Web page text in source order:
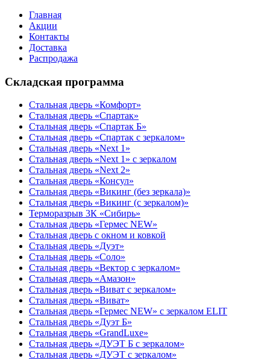
Главная
Акции
Контакты
Доставка
Распродажа
Складская программа
Стальная дверь «Комфорт»
Стальная дверь «Спартак»
Стальная дверь «Спартак Б»
Стальная дверь «Спартак с зеркалом»
Стальная дверь «Next 1»
Стальная дверь «Next 1» с зеркалом
Стальная дверь «Next 2»
Стальная дверь «Консул»
Стальная дверь «Викинг (без зеркала)»
Стальная дверь «Викинг (с зеркалом)»
Терморазрыв 3К «Сибирь»
Стальная дверь «Гермес NEW»
Стальная дверь с окном и ковкой
Стальная дверь «Дуэт»
Стальная дверь «Соло»
Стальная дверь «Вектор с зеркалом»
Стальная дверь «Амазон»
Стальная дверь «Виват с зеркалом»
Стальная дверь «Виват»
Стальная дверь «Гермес NEW» с зеркалом ELIT
Стальная дверь «Дуэт Б»
Стальная дверь «GrandLuxe»
Стальная дверь «ДУЭТ Б с зеркалом»
Стальная дверь «ДУЭТ с зеркалом»